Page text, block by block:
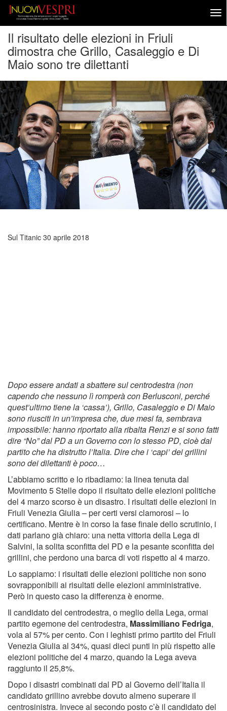
Il risultato delle elezioni in Friuli
dimostra che Grillo, Casaleggio e Di
Maio sono tre dilettanti
Sul Titanic 30 aprile 2018
Dopo essere andati a sbattere sul centrodestra (non
capendo che nessuno lì romperà con Berlusconi, perché
quest’ultimo tiene la ‘cassa’), Grillo, Casaleggio e Di Maio
sono riusciti in un’impresa che, due mesi fa, sembrava
impossibile: hanno riportato alla ribalta Renzi e si sono fatti
dire “No” dal PD a un Governo con lo stesso PD, cioè dal
partito che ha distrutto l’Italia. Dire che i ‘capi’ dei grillini
sono dei dilettanti è poco…
L’abbiamo scritto e lo ribadiamo: la linea tenuta dal
Movimento 5 Stelle dopo il risultato delle elezioni politiche
del 4 marzo scorso è un disastro. I risultati delle elezioni in
Friuli Venezia Giulia – per certi versi clamorosi – lo
certificano. Mentre è in corso la fase finale dello scrutinio, i
dati parlano già chiaro: una netta vittoria della Lega di
Salvini, la solita sconfitta del PD e la pesante sconfitta dei
grillini, che perdono una barca di voti rispetto al 4 marzo.
Lo sappiamo: i risultati delle elezioni politiche non sono
sovrapponibili ai risultati delle elezioni amministrative.
Però in questo caso la differenza è enorme.
Il candidato del centrodestra, o meglio della Lega, ormai
partito egemone del centrodestra, Massimiliano Fedriga,
vola al 57% per cento. Con i leghisti primo partito del Friuli
Venezia Giulia al 34%, quasi dieci punti in più rispetto alle
elezioni politiche del 4 marzo, quando la Lega aveva
raggiunto il 25,8%.
Dopo i disastri combinati dal PD al Governo dell’Italia il
candidato grillino avrebbe dovuto almeno superare il
centrosinistra. Invece al secondo posto c’è il candidato del